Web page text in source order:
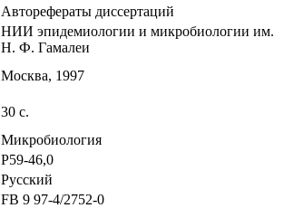
Авторефераты диссертаций
НИИ эпидемиологии и микробиологии им.
Н. Ф. Гамалеи
Москва, 1997
30 с.
Микробиология
Р59-46,0
Русский
FB 9 97-4/2752-0